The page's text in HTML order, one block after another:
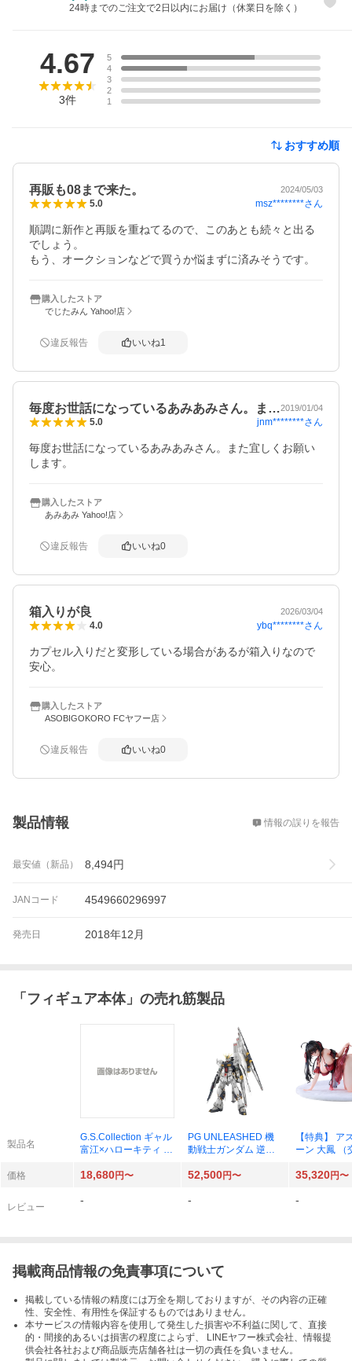
24時までのご注文で2日以内にお届け（休業日を除く）
4.67
3件
5
4
3
2
1
おすすめ順
再販も08まで来た。 2024/05/03
5.0 msz********さん
順調に新作と再販を重ねてるので、このあとも続々と出る
でしょう。
購入したストア
でじたみん Yahoo!店
違反報告 いいね1
毎度お世話になっているあみあみさん。ま…2019/01/04
5.0 jnm********さん
毎度お世話になっているあみあみさん。また宜しくお願い
します。
購入したストア
あみあみ Yahoo!店
違反報告 いいね0
箱入りが良 2026/03/04
4.0 ybq********さん
カプセル入りだと変形している場合があるが箱入りなので
安心。
購入したストア
ASOBIGOKORO FCヤフー店
違反報告 いいね0
製品情報 情報の誤りを報告
最安値（新品） 8,494円
JANコード 4549660296997
発売日 2018年12月
「 フィギュア本体」の売れ筋製品
製品名
G.S.Collection ギャル
富江×ハローキティ 完
7年6月発売分】 [グッ
ー]
PG UNLEASHED 機
動戦士ガンダム 逆襲
60
【特典】 ア
ーン 大鳳 （
ュア
価格 18,680円〜 52,500円〜 35,320円〜
レビュー
- - -
掲載商品情報の免責事項について
掲載している情報の精度には万全を期しておりますが、その内容の正確
性、安全性、有用性を保証するものではありません。
本サービスの情報内容を使用して発生した損害や不利益に関して、直接
的・間接的あるいは損害の程度によらず、 LINEヤフー株式会社、情報提
供会社各社および商品販売店舗各社は一切の責任を負いません。